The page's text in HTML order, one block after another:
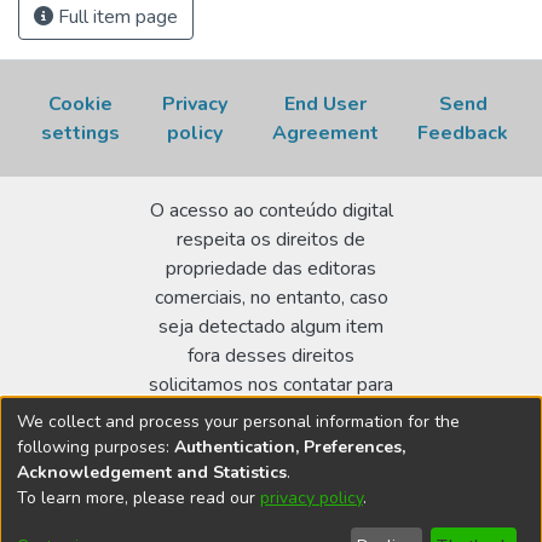
ferramenta de projeto e otimização de células tipo PEM em
Full item page
Cookie
settings
Privacy
policy
End User
Agreement
Send
Feedback
O acesso ao conteúdo digital
respeita os direitos de
propriedade das editoras
comerciais, no entanto, caso
seja detectado algum item
fora desses direitos
solicitamos nos contatar para
realizar a regularização.
Biblioteca Terezine Arantes Ferraz
Av. Lineu Prestes 2242 - Cidade Universitária - CEP:
We collect and process your personal information for the
following purposes: Authentication, Preferences,
Acknowledgement and Statistics.
To learn more, please read our privacy policy.